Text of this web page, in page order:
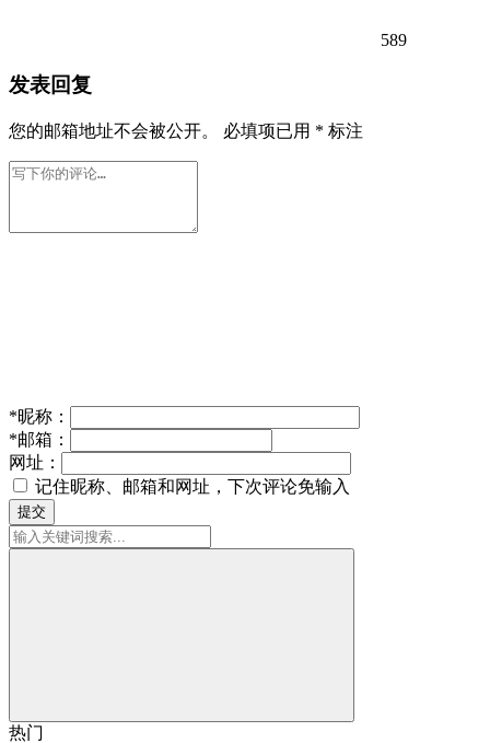
589
发表回复
您的邮箱地址不会被公开。 必填项已用 * 标注
*昵称：
*邮箱：
网址：
记住昵称、邮箱和网址，下次评论免输入
提交
热门